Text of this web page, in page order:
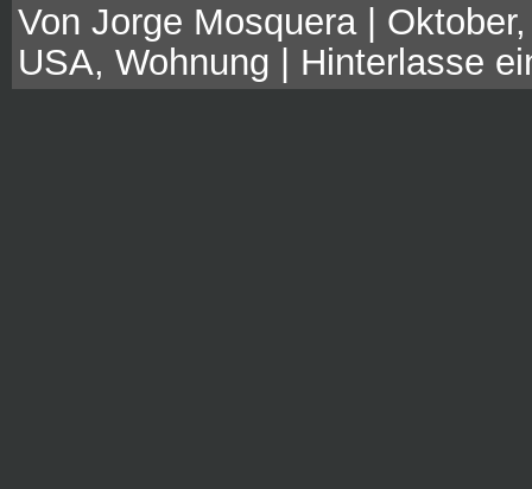
Von Jorge Mosquera |
USA, Wohnung Hinterlasse